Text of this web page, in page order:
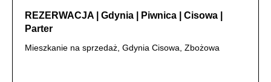
REZERWACJA | Gdynia | Piwnica | Cisowa |
Parter
Mieszkanie na sprzedaż, Gdynia Cisowa, Zbożowa